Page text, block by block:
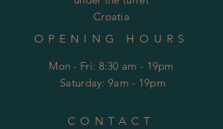
Croatia
OPENING HOURS
Mon - Fri: 8:30 am - 19pm
Saturday: 9am - 19pm
CONTACT